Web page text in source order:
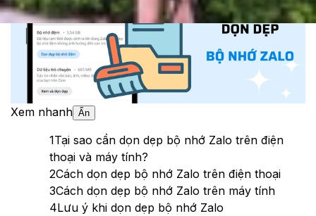
Xem nhanh Ẩn
1Tại sao cần dọn dẹp bộ nhớ Zalo trên điện
thoại và máy tính?
2Cách dọn dẹp bộ nhớ Zalo trên điện thoại
3Cách dọn dẹp bộ nhớ Zalo trên máy tính
4Lưu ý khi dọn dẹp bộ nhớ Zalo